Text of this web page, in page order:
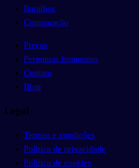
Baralhos
Comparação
Preços
Perguntas frequentes
Contato
Blog
Legal
Termos e condições
Política de privacidade
Política de cookies